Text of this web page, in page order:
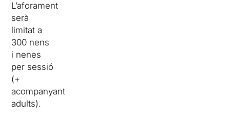
L’aforament
serà
limitat a
300 nens
i nenes
per sessió
(+
acompanyants
adults).